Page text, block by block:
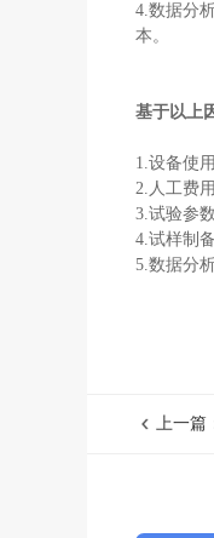
4.数据分析
本。
基于以上
1.设备使
2. 人工费用
3.试验参
4.试样制
5.数据分